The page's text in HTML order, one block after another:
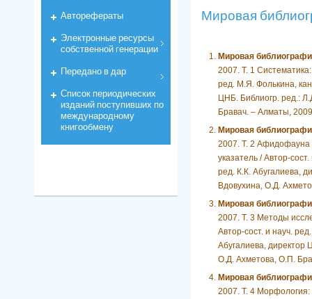
Мировая
Мировая
2007. Т. 1
ред. М.Я. Фолькина,
ЦНБ. Библиогр. ред.:
Бравач. – Алматы,
Мировая
2007. Т. 2 Афидофауна
указатель / Автор-
ред. К.К. Абугалиева,
Вдовухина, О.Д.
Мировая
2007. Т. 3 Методы
Автор-сост. и науч.
Абугалиева, директор
О.Д. Ахметова, О.П.
Мировая
2007. Т. 4 Морфология:
Авторефераты
Электронные ресурсы
собственной генерации
Передано в дар
Список периодических
изданий поступивших по
международному
книгообмену